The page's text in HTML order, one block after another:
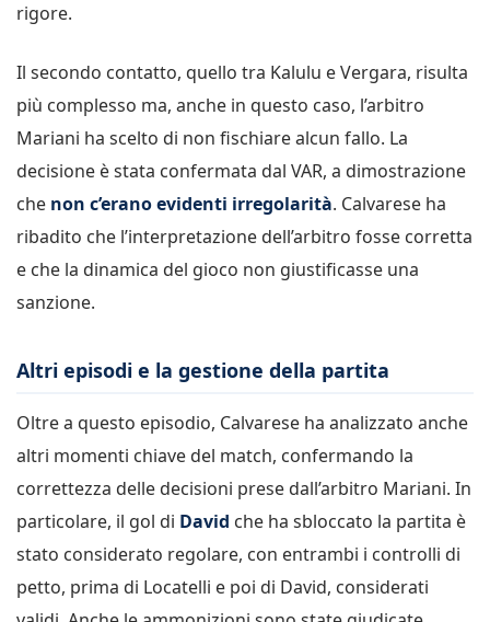
rigore.
Il secondo contatto, quello tra Kalulu e Vergara, risulta
più complesso ma, anche in questo caso, l’arbitro
Mariani ha scelto di non fischiare alcun fallo. La
decisione è stata confermata dal VAR, a dimostrazione
che non c’erano evidenti irregolarità. Calvarese ha
ribadito che l’interpretazione dell’arbitro fosse corretta
e che la dinamica del gioco non giustificasse una
sanzione.
Altri episodi e la gestione della partita
Oltre a questo episodio, Calvarese ha analizzato anche
altri momenti chiave del match, confermando la
correttezza delle decisioni prese dall’arbitro Mariani. In
particolare, il gol di David che ha sbloccato la partita è
stato considerato regolare, con entrambi i controlli di
petto, prima di Locatelli e poi di David, considerati